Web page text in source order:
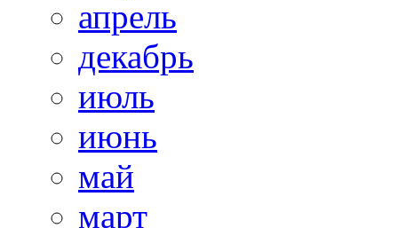
апрель
декабрь
июль
июнь
май
март